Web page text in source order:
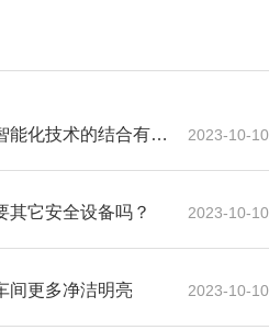
2023-10-10
能化技术的结合有哪
2023-10-10
其它安全设备吗？
2023-10-10
间更多净洁明亮